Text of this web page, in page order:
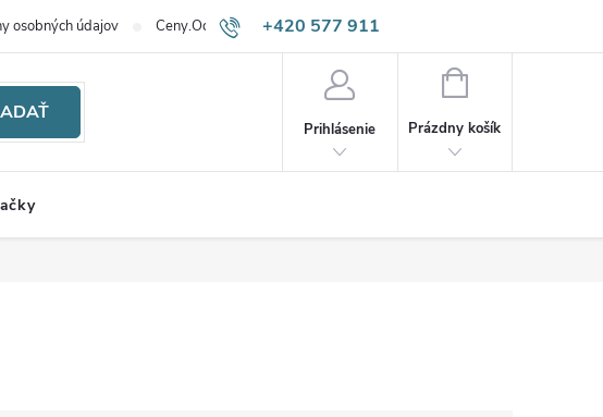
+420 577 911
osobných údajov Ceny.Odpadneš.sk
Prihlásenie
NÁKUPNÝ
Prázdny košík